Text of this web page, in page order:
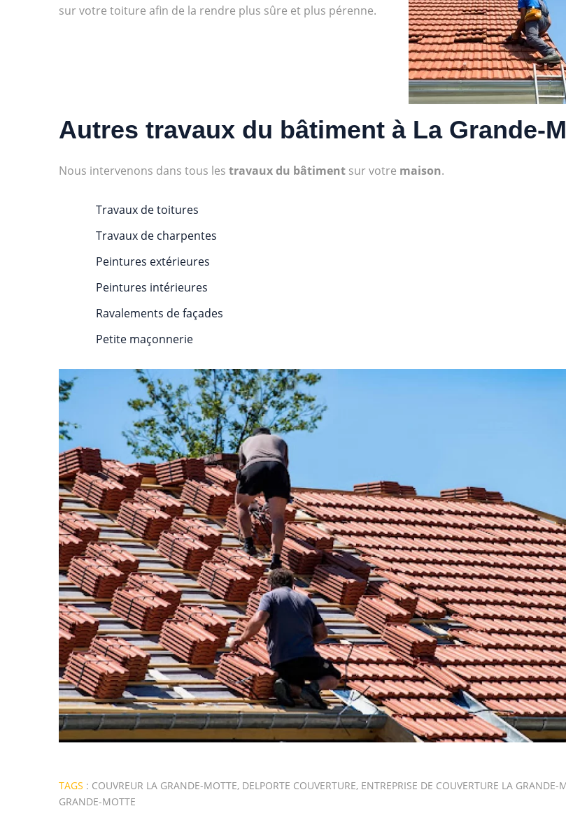
sur votre toiture afin de la rendre plus sûre et plus pérenne.
Autres travaux du bâtiment à La Grande-
Nous intervenons dans tous les travaux du bâtiment sur votre maison.
Travaux de toitures
Travaux de charpentes
Peintures extérieures
Peintures intérieures
Ravalements de façades
Petite maçonnerie
TAGS : COUVREUR LA GRANDE-MOTTE, DELPORTE COUVERTURE, ENTREPRISE DE COUVERTURE LA GRANDE-
GRANDE-MOTTE